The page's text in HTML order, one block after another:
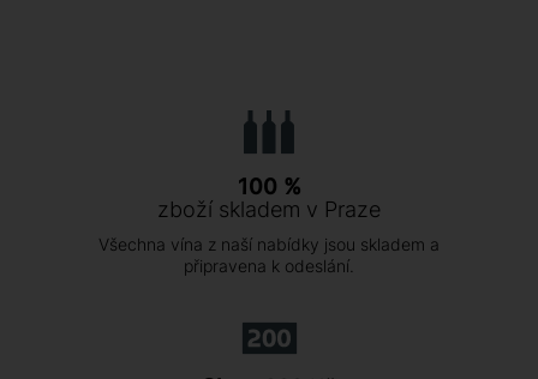
100 %
zboží skladem v Praze
Všechna vína z naší nabídky jsou skladem a
připravena k odeslání.